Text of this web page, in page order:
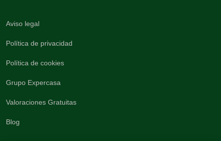
Aviso legal
Política de privacidad
Política de cookies
Grupo Expercasa
Valoraciones Gratuitas
Blog